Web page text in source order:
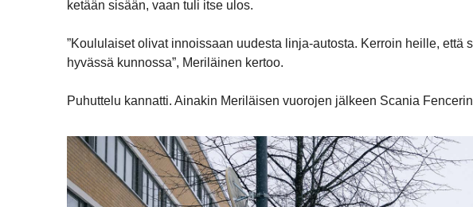
ketään sisään, vaan tuli itse ulos.
”Koululaiset olivat innoissaan uudesta linja-autosta. Kerroin heille, että
hyvässä kunnossa”, Meriläinen kertoo.
Puhuttelu kannatti. Ainakin Meriläisen vuorojen jälkeen Scania